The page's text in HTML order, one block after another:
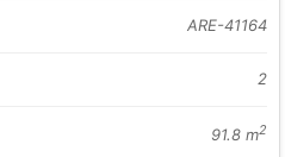
ARE-41164
2
91.8 m2